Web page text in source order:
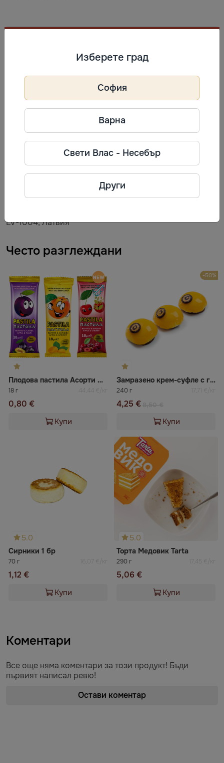
Съхранение
консумирайте в рамките на 30 дни.
Информация за производител
Фирма: AS "RĪGAS PIENA
Телефон: +371 80001110
LV-1004, Латвия
Често разглеждани
Плодова пастила Асорти №2
18 г 44,44 €/кг
0,80 €
Купи
-50%
Замразено крем-суфле с глазура от пюре маракуя ВАЦАК
240 г 17,71 €/кг
4,25 €
Купи
5.0
Сирники 1 бр
70 г 16,07 €/кг
1,12 €
Купи
5.0
Торта Медовик Tarta
290 г 17,45 €/кг
5,06 €
Купи
Коментари
Все още няма коментари за този продукт! Бъди
първият написал ревю!
Остави коментар
Изберете град
София
Варна
Свети Влас - Несебър
Други